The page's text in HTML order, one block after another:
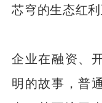
芯穹的生态红利
企业在融资、
明的故事，普